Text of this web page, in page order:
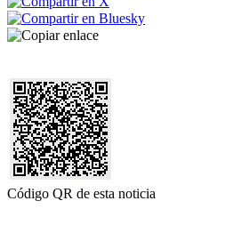
Código QR de esta noticia